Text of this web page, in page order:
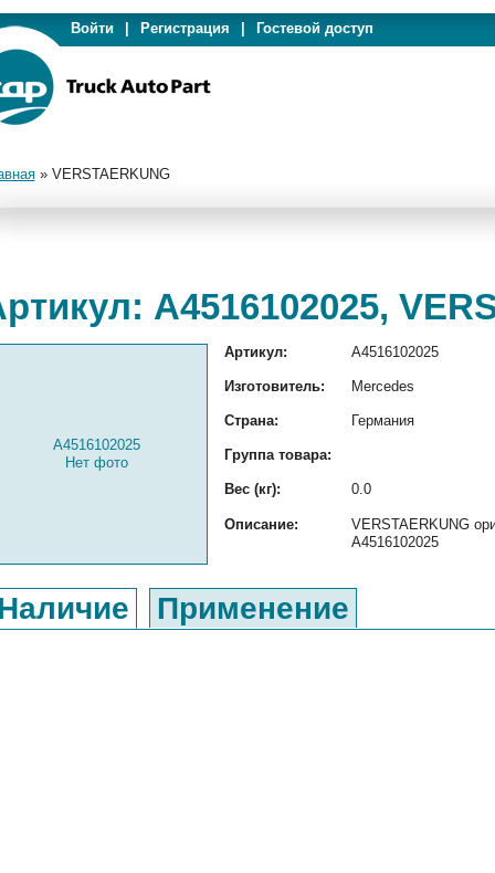
Войти Регистрация Гостевой доступ
» VERSTAERKUNG
A4516102025,
A4516102025
Нет фото
Артикул: A4516102025
Изготовитель: Mercedes
Страна: Германия
Группа товара:
Вес (кг): 0.0
Описание:
VERSTAERKUNG
A4516102025
Применение